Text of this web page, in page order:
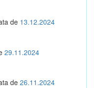
de 13.12.2024
29.11.2024
de 26.11.2024